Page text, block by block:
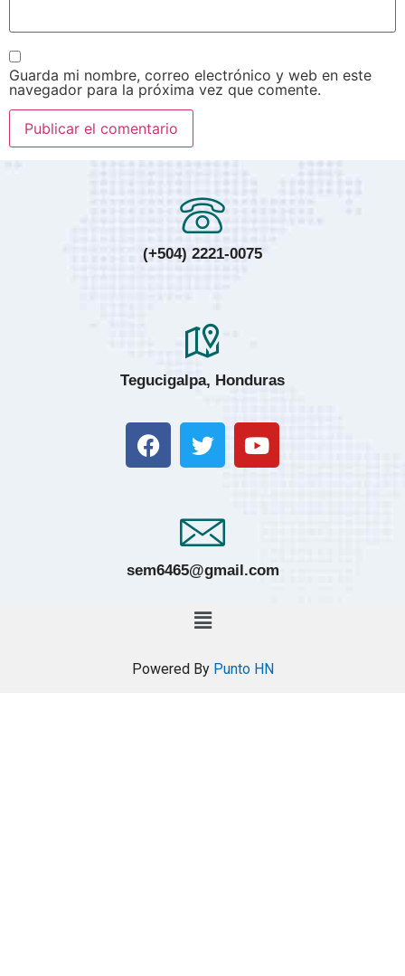
Guarda mi nombre, correo electrónico y web en este
navegador para la próxima vez que comente.
(+504) 2221-0075
Tegucigalpa, Honduras
sem6465@gmail.com
Powered By Punto HN